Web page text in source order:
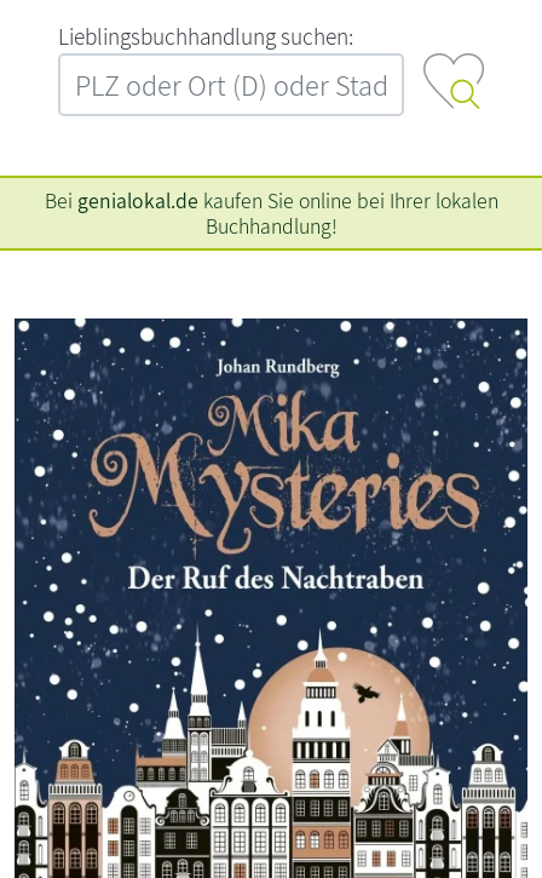
L‍i‍e‍b‍l‍i‍n‍g‍s‍b‍u‍c‍h‍h‍a‍n‍d‍l‍u‍n‍g‍ ‍s‍u‍c‍h‍e‍n‍:‍
Bei genialokal.de kaufen Sie online bei Ihrer lokalen
Buchhandlung!